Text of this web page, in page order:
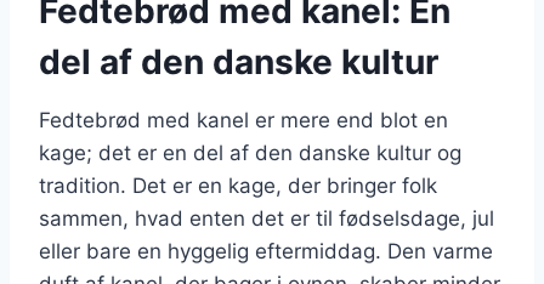
Fedtebrød med kanel: En
del af den danske kultur
Fedtebrød med kanel er mere end blot en
kage; det er en del af den danske kultur og
tradition. Det er en kage, der bringer folk
sammen, hvad enten det er til fødselsdage, jul
eller bare en hyggelig eftermiddag. Den varme